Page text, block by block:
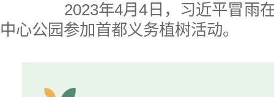
2023年4月4日，习近平冒雨
中心公园参加首都义务植树活动。